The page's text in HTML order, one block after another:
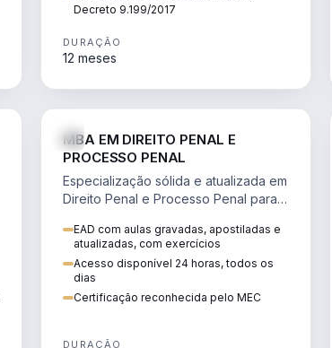
Decreto 9.199/2017
DURAÇÃO
12 meses
MBA EM DIREITO PENAL E
PROCESSO PENAL
Especialização sólida e atualizada em
Direito Penal e Processo Penal para a
jurídicos.
EAD com aulas gravadas, apostiladas e
atualizadas, com exercícios
Acesso disponível 24 horas, todos os
dias
Certificação reconhecida pelo MEC
DURAÇÃO